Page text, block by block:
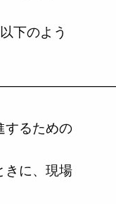
下のよう
するための
きに、現場